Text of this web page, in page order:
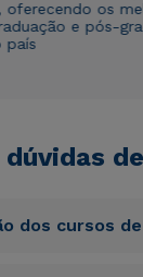
os
e pós-
país
dos cursos